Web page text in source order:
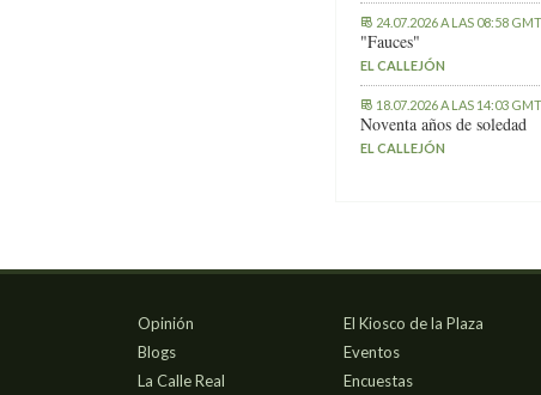
24.07.2026 A LAS 08:58 GMT
"Fauces"
EL CALLEJÓN
18.07.2026 A LAS 14:03 GMT
Noventa años de soledad
EL CALLEJÓN
Opinión
Blogs
La Calle Real
El Kiosco de la Plaza
Eventos
Encuestas